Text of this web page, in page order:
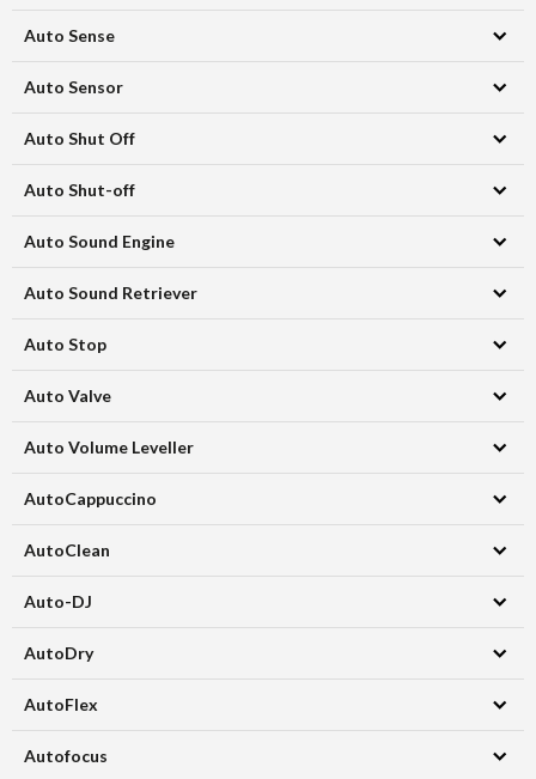
Auto Sense
Auto Sensor
Auto Shut Off
Auto Shut-off
Auto Sound Engine
Auto Sound Retriever
Auto Stop
Auto Valve
Auto Volume Leveller
AutoCappuccino
AutoClean
Auto-DJ
AutoDry
AutoFlex
Autofocus